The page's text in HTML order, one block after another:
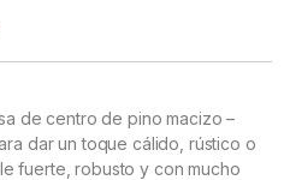
de centro de pino macizo –
dar un toque cálido, rústico o
fuerte, robusto y con mucho